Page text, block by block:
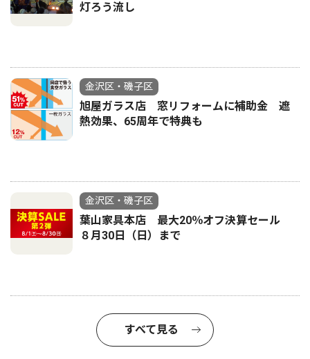
灯ろう流し
金沢区・磯子区
旭屋ガラス店 窓リフォームに補助金 遮
熱効果、65周年で特典も
金沢区・磯子区
葉山家具本店 最大20％オフ決算セール
８月30日（日）まで
すべて見る